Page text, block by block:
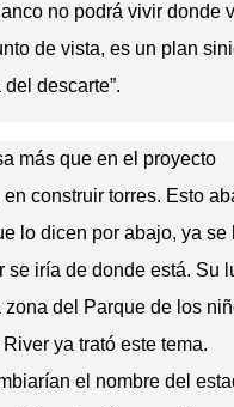
no podrá vivir donde
de vista, es un plan
descarte”.
más que en el proyecto
construir torres. Esto
lo dicen por abajo, ya se
se iría de donde está. Su
zona del Parque de los
ya trató este tema.
el nombre del